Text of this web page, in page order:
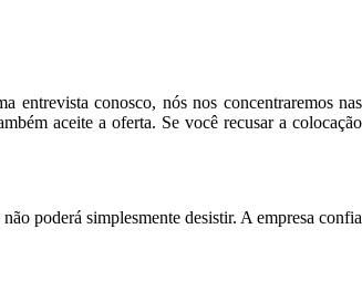
entrevista conosco, nós nos concentraremos nas
aceite a oferta. Se você recusar a colocação
poderá simplesmente desistir. A empresa confia